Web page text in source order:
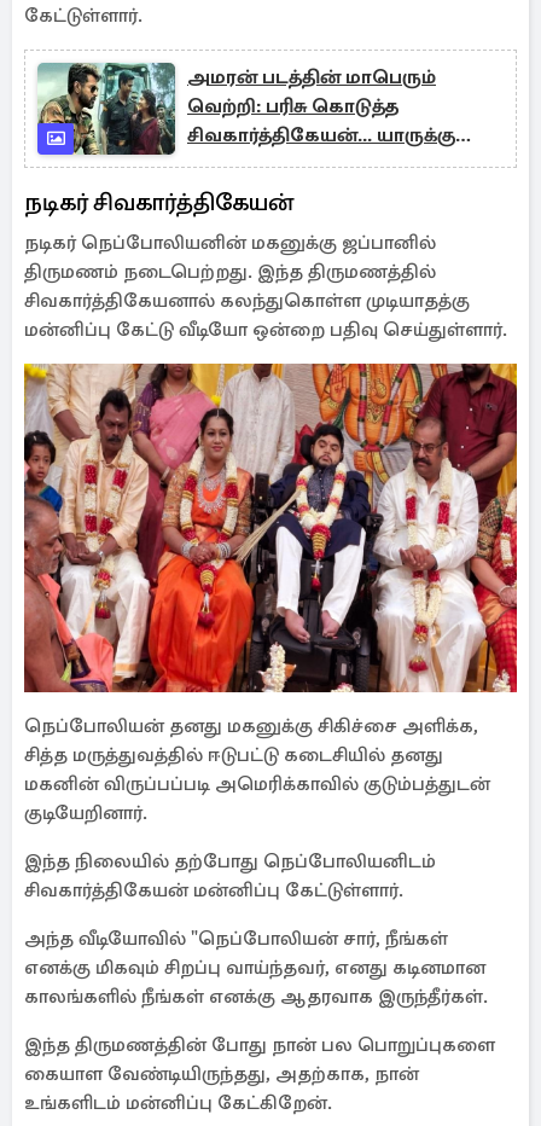
கேட்டுள்ளார்.
அமரன் படத்தின் மாபெரும்
வெற்றி: பரிசு கொடுத்த
சிவகார்த்திகேயன்... யாருக்கு
தெரியுமா?
நடிகர் சிவகார்த்திகேயன்
நடிகர் நெப்போலியனின் மகனுக்கு ஜப்பானில்
திருமணம் நடைபெற்றது. இந்த திருமணத்தில்
சிவகார்த்திகேயனால் கலந்துகொள்ள முடியாதத்கு
மன்னிப்பு கேட்டு வீடியோ ஒன்றை பதிவு செய்துள்ளார்.
நெப்போலியன் தனது மகனுக்கு சிகிச்சை அளிக்க,
சித்த மருத்துவத்தில் ஈடுபட்டு கடைசியில் தனது
மகனின் விருப்பப்படி அமெரிக்காவில் குடும்பத்துடன்
குடியேறினார்.
இந்த நிலையில் தற்போது நெப்போலியனிடம்
சிவகார்த்திகேயன் மன்னிப்பு கேட்டுள்ளார்.
அந்த வீடியோவில் "நெப்போலியன் சார், நீங்கள்
எனக்கு மிகவும் சிறப்பு வாய்ந்தவர், எனது கடினமான
காலங்களில் நீங்கள் எனக்கு ஆதரவாக இருந்தீர்கள்.
இந்த திருமணத்தின் போது நான் பல பொறுப்புகளை
கையாள வேண்டியிருந்தது, அதற்காக, நான்
உங்களிடம் மன்னிப்பு கேட்கிறேன்.